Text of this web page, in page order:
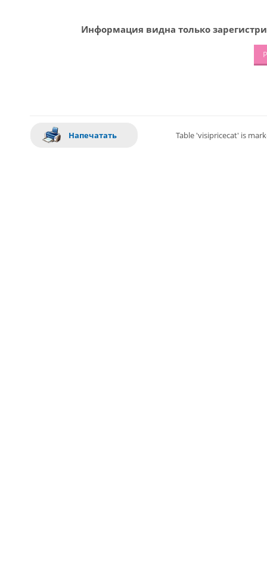
Информация видна только
Напечатать Table 'visipricecat' is